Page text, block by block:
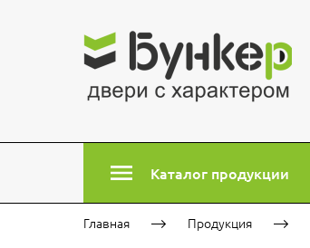
Каталог продукции
Главная Продукция